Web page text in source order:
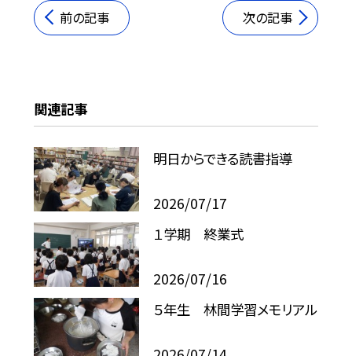
前の記事 次の記事
関連記事
明日からできる読書指導
2026/07/17
１学期 終業式
2026/07/16
５年生 林間学習メモリアル